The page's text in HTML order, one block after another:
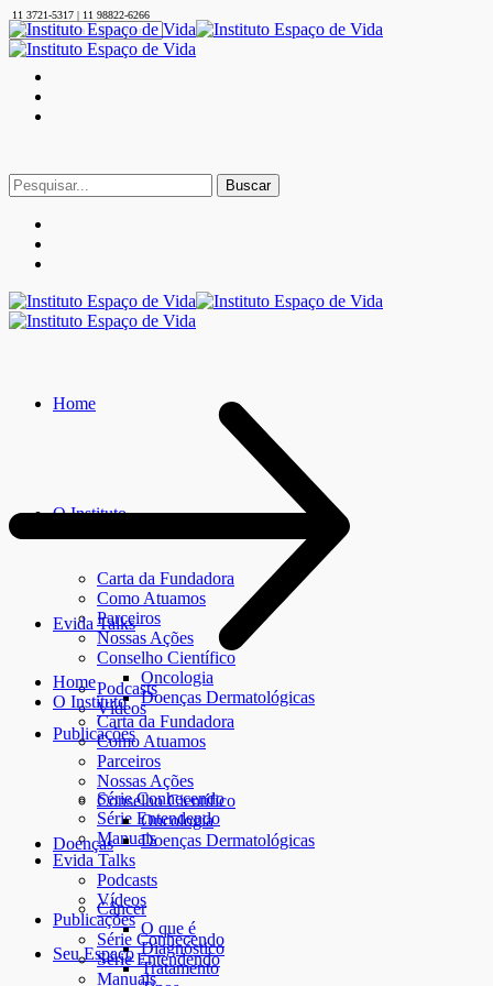
11 3721-5317 | 11 98822-6266
Buscar
por:
Home
O Instituto
Carta da Fundadora
Como Atuamos
Parceiros
Nossas Ações
Conselho Científico
Oncologia
Doenças Dermatológicas
Evida Talks
Podcasts
Vídeos
Publicações
Série Conhecendo
Série Entendendo
Manuais
Doenças
Câncer
O que é
Diagnóstico
Tratamento
Seu Espaço
Home
O Instituto
Carta da Fundadora
Como Atuamos
Parceiros
Nossas Ações
Conselho Científico
Oncologia
Doenças Dermatológicas
Evida Talks
Podcasts
Vídeos
Publicações
Série Conhecendo
Série Entendendo
Manuais